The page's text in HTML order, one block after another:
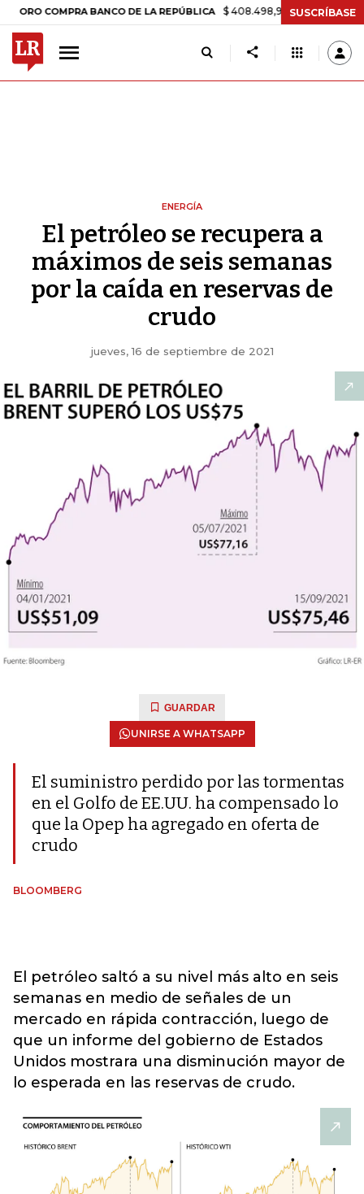
COMPRA BANCO DE LA REPÚBLICA $ 408.498,97 +$ 8.753,81 +2,19%
SUSCRÍBASE
ENERGÍA
El petróleo se recupera a
máximos de seis semanas
por la caída en reservas de
crudo
jueves, 16 de septiembre de 2021
GUARDAR
UNIRSE A WHATSAPP
El suministro perdido por las tormentas
en el Golfo de EE.UU. ha compensado lo
que la Opep ha agregado en oferta de
crudo
BLOOMBERG
El petróleo saltó a su nivel más alto en seis
semanas en medio de señales de un
mercado en rápida contracción, luego de
que un informe del gobierno de Estados
Unidos mostrara una disminución mayor de
lo esperada en las reservas de crudo.